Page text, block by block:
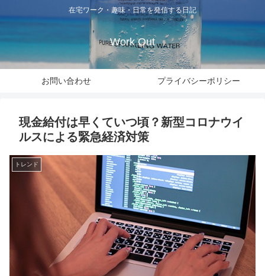
在宅ワーク・趣味・日常を発信する日記
Work Out
お問い合わせ プライバシーポリシー
現金給付は早くていつ頃？新型コロナウイ
ルスによる緊急経済対策
トレンド